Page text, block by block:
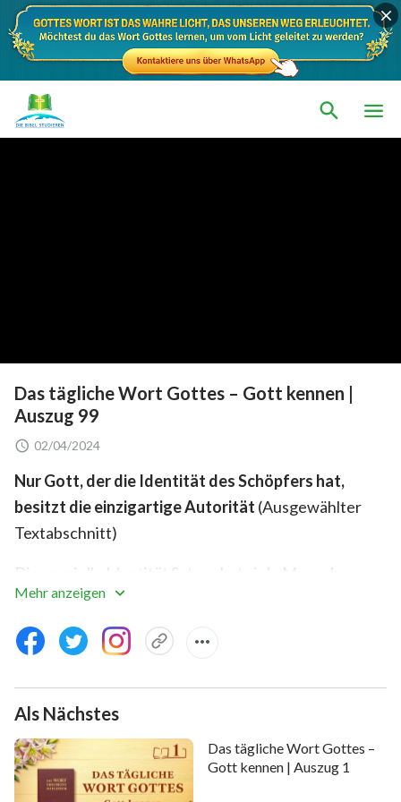
Das tägliche Wort Gottes – Gott kennen |
Auszug 99
02/04/2024
Nur Gott, der die Identität des Schöpfers hat,
besitzt die einzigartige Autorität (Ausgewählter
Textabschnitt)
Die spezielle Identität Satans hat viele Menschen
veranlasst, ein starkes Interesse an seinen
Erscheinungsformen verschiedener Aspekte
aufzuweisen. Es gibt sogar viele törichte Menschen,
erfüllt ist, weil Satan Wunder zeigen kann und in der
sind. Somit hält die Menschheit zusätzlich zur
Anbetung Gottes auch Satan einen Platz in ihrem
Mehr anzeigen
Als Nächstes
Das tägliche Wort Gottes –
Gott kennen | Auszug 1